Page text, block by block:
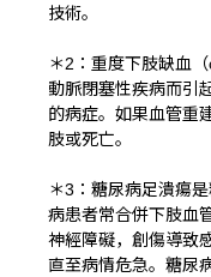
技術。
＊2：重度下肢缺血
動脈閉塞性疾病而引
的病症。如果血管重
肢或死亡。
＊3：糖尿病足潰瘍
病患者常合併下肢血
神經障礙，創傷導致
直至病情危急。糖尿